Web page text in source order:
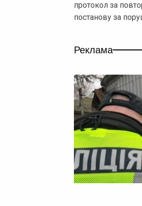
протокол за
постанову за
Реклама